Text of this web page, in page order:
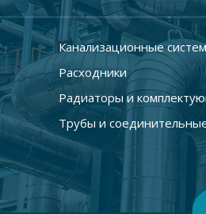
Канализационные
Расходники
Радиаторы и
Трубы и